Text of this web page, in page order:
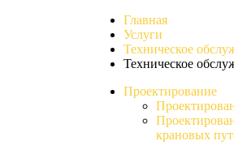
Главная
Услуги
Техническое
Техническое
Проектирование
крановых